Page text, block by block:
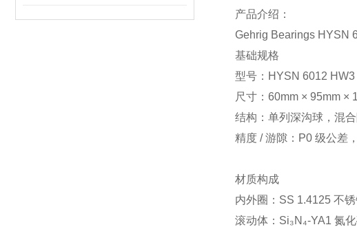
产品介绍：
Gehrig Bearings HYSN
基础规格
型号：HYSN 6012
尺寸：60mm × 95mm ×
结构：单列深沟球，混
精度 / 游隙：P0 级公差
材质构成
内外圈：SS 1.4125 不
滚动体：Si₃N₄‑YA1 氮